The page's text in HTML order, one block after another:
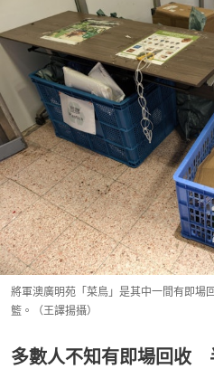
將軍澳廣明苑「菜鳥」是其中一間有即場
籃。（王譯揚攝）
多數人不知有即場回收